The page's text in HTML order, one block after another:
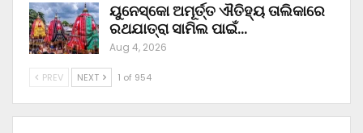
ୟୁନେସ୍କୋ ଅମୂର୍ତ୍ତ ଐତିହ୍ୟ ତାଲିକାରେ
ରଥଯାତ୍ରା ସାମିଲ ପାଇଁ…
Aug 4, 2026
PREV NEXT 1 of 954